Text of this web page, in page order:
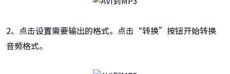
2、点击设置需要输出的格式。点击“转换”按钮开始转换
音频格式。